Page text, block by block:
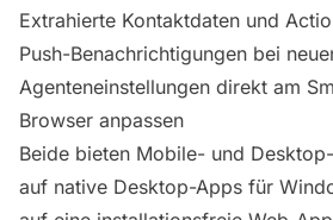
Extrahierte Kontaktdaten und
Push-Benachrichtigungen bei
Agenteneinstellungen direkt am
Browser anpassen
Beide bieten Mobile- und
auf native Desktop-Apps für